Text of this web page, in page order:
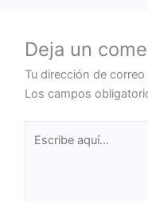
Deja un
Tu dirección de
Los campos
aquí...